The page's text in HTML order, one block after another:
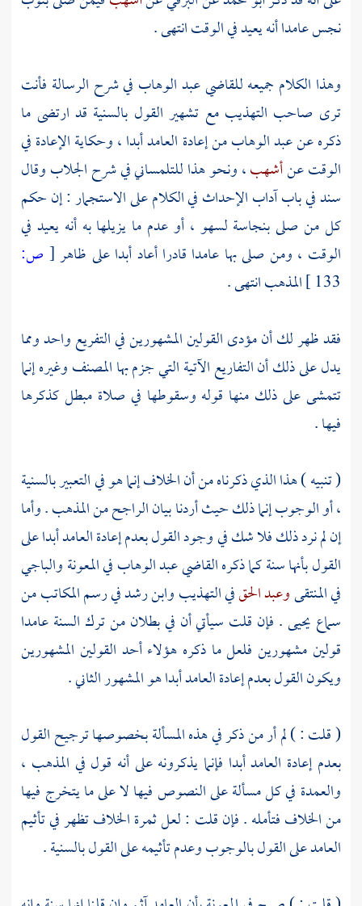
نجس عامدا أنه يعيد في الوقت انتهى .
وهذا الكلام جميعه للقاضيعبد الوهاب في شرح الرسالة فأنت
ترى صاحب التهذيب مع تشهير القول بالسنية قد ارتضى ما
ذكره عنعبد الوهابمن إعادة العامد أبدا ، وحكاية الإعادة في
الوقت عنأشهب، ونحو هذاللتلمسانيفي شرحالجلابوقال
سندفي باب آداب الإحداث في الكلام على الاستجمار : إن حكم
كل من صلى بنجاسة لسهو ، أو عدم ما يزيلها به أنه يعيد في
الوقت ، ومن صلى بها عامدا قادرا أعاد أبدا على ظاهر[ ص:
133 ] المذهب انتهى .
فقد ظهر لك أن مؤدى القولين المشهورين في التفريع واحد ومما
يدل على ذلك أن التفاريع الآتية التي جزم بهاالمصنفوغيره إنما
تتمشى على ذلك منها قوله وسقوطها في صلاة مبطل كذكرها
فيها .
( تنبيه ) هذا الذي ذكرناه من أن الخلاف إنما هو في التعبير بالسنية
، أو الوجوب إنما ذلك حيث أردنا بيان الراجح من المذهب . وأما
إن لم نرد ذلك فلا شك في وجود القول بعدم إعادة العامد أبدا على
القول بأنها سنة كما ذكره القاضيعبد الوهابفي المعونةوالباجي
في المنتقىوعبد الحقفي التهذيبوابن رشدفي رسم المكاتب من
سماع يحيى. فإن قلت سيأتي أن في بطلان من ترك السنة عامدا
قولين مشهورين فلعل ما ذكره هؤلاء أحد القولين المشهورين
ويكون القول بعدم إعادة العامد أبدا هو المشهور الثاني .
(قلت: ) لم أر من ذكر في هذه المسألة بخصوصها ترجيح القول
بعدم إعادة العامد أبدا فإنما يذكرونه على أنه قول في المذهب ،
والعمدة في كل مسألة على النصوص فيها لا على ما يتخرج فيها
من الخلاف فتأمله . فإن قلت : لعل ثمرة الخلاف تظهر في تأثيم
العامد على القول بالوجوب وعدم تأثيمه على القول بالسنية .